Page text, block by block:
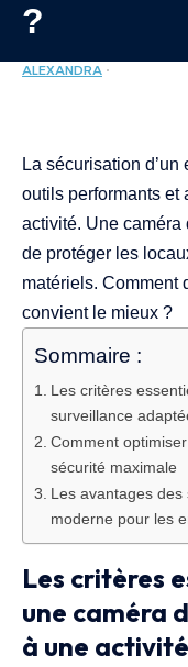
?
ALEXANDRA
La sécurisation
outils performants et
activité. Une
de protéger les
matériels. Comment
convient le mieux ?
Sommaire :
Les critères
surveillance
Comment
sécurité maximale
Les avantages
moderne pour les
Les critères
une caméra
à une activité